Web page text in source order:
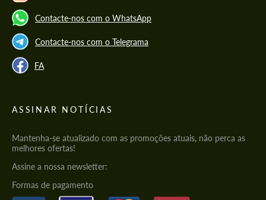
Contacte-nos com o WhatsApp
Contacte-nos com o Telegrama
FA
ASSINAR NOTÍCIAS
Mantenha-se atualizado com as promoções atuais, não perca as
melhores ofertas!
Assine a nossa newsletter:
Formas de pagamento